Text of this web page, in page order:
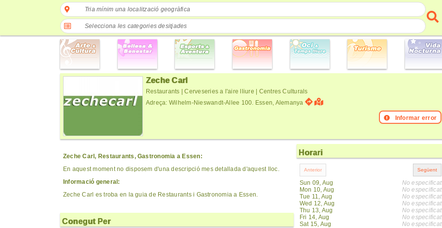
Tria mínim una localització geogràfica
Selecciona les categories desitjades
Zeche Carl
Restaurants | Cerveseries a l'aire lliure | Centres Culturals
Adreça: Wilhelm-Nieswandt-Allee 100. Essen, Alemanya
Informar error
Zeche Carl, Restaurants, Gastronomia a Essen:
En aquest moment no disposem d'una descripció mes detallada d'aquest lloc.
Informació general:
Zeche Carl es troba en la guia de Restaurants i Gastronomia a Essen.
Conegut Per
Horari
Sun 09, Aug
Mon 10, Aug
Tue 11, Aug
Wed 12, Aug
Thu 13, Aug
Fri 14, Aug
Sat 15, Aug
No especificat
No especificat
No especificat
No especificat
No especificat
No especificat
No especificat